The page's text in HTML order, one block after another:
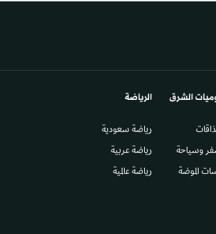
الشرق​
وسياحة
الموضة
الرياضة
رياضة سعودية
رياضة عربية
رياضة عالمية